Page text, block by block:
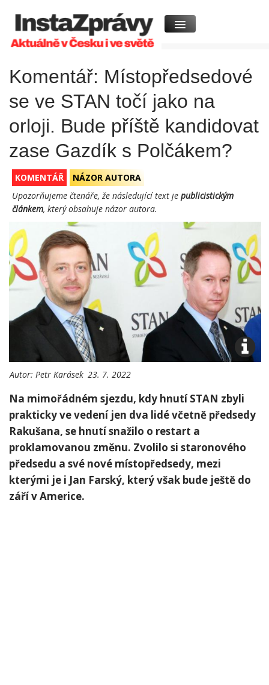
Komentář: Místopředsedové
se ve STAN točí jako na
orloji. Bude příště kandidovat
zase Gazdík s Polčákem?
KOMENTÁŘ
NÁZOR AUTORA
Upozorňujeme čtenáře, že následující text je publicistickým
článkem, který obsahuje názor autora.
Autor: Petr Karásek 23. 7. 2022
Na mimořádném sjezdu, kdy hnutí STAN zbyli
prakticky ve vedení jen dva lidé včetně předsedy
Rakušana, se hnutí snažilo o restart a
proklamovanou změnu. Zvolilo si staronového
předsedu a své nové místopředsedy, mezi
kterými je i Jan Farský, který však bude ještě do
září v Americe.